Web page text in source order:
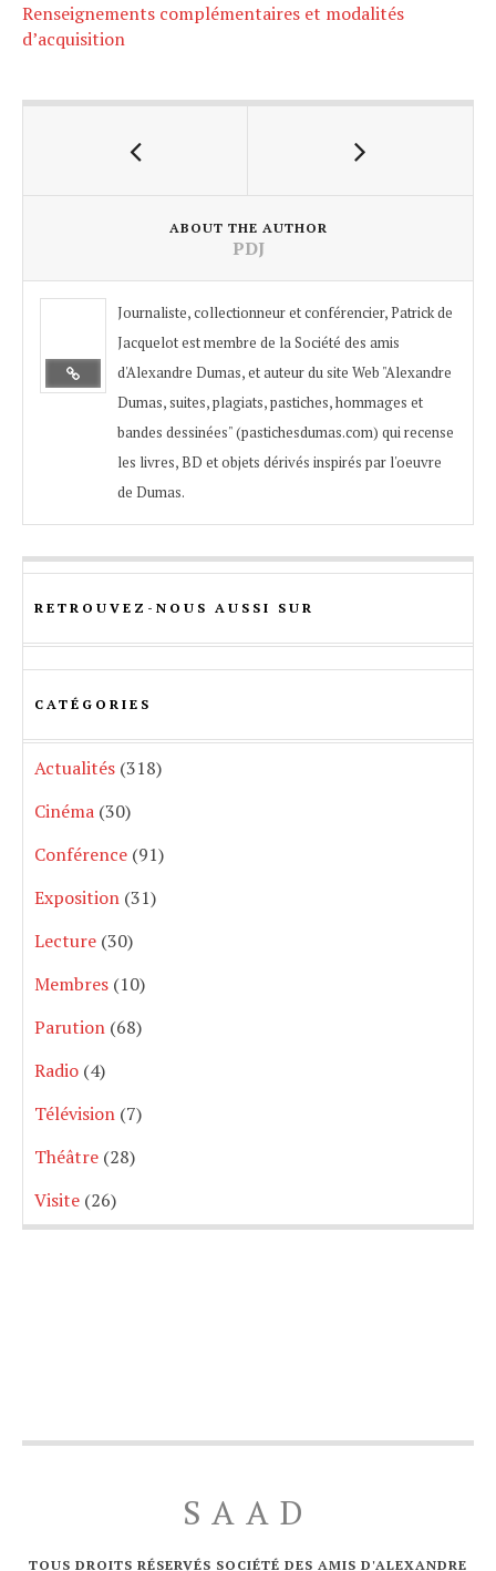
Renseignements complémentaires et modalités
d’acquisition
ABOUT THE AUTHOR
PDJ
Journaliste, collectionneur et conférencier, Patrick de
Jacquelot est membre de la Société des amis
d'Alexandre Dumas, et auteur du site Web "Alexandre
Dumas, suites, plagiats, pastiches, hommages et
bandes dessinées" (pastichesdumas.com) qui recense
les livres, BD et objets dérivés inspirés par l'oeuvre
de Dumas.
RETROUVEZ-NOUS AUSSI SUR
CATÉGORIES
Actualités (318)
Cinéma (30)
Conférence (91)
Exposition (31)
Lecture (30)
Membres (10)
Parution (68)
Radio (4)
Télévision (7)
Théâtre (28)
Visite (26)
SAAD
TOUS DROITS RÉSERVÉS SOCIÉTÉ DES AMIS D'ALEXANDRE